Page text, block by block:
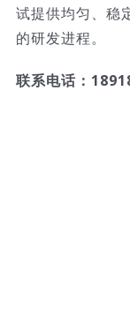
试提供均匀、稳
的研发进程。
联系电话：